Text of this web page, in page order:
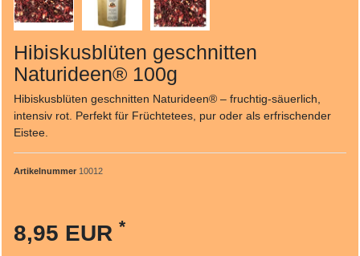
Hibiskusblüten geschnitten
Naturideen® 100g
Hibiskusblüten geschnitten Naturideen® – fruchtig-säuerlich,
intensiv rot. Perfekt für Früchtetees, pur oder als erfrischender
Eistee.
Artikelnummer 10012
8,95 EUR *